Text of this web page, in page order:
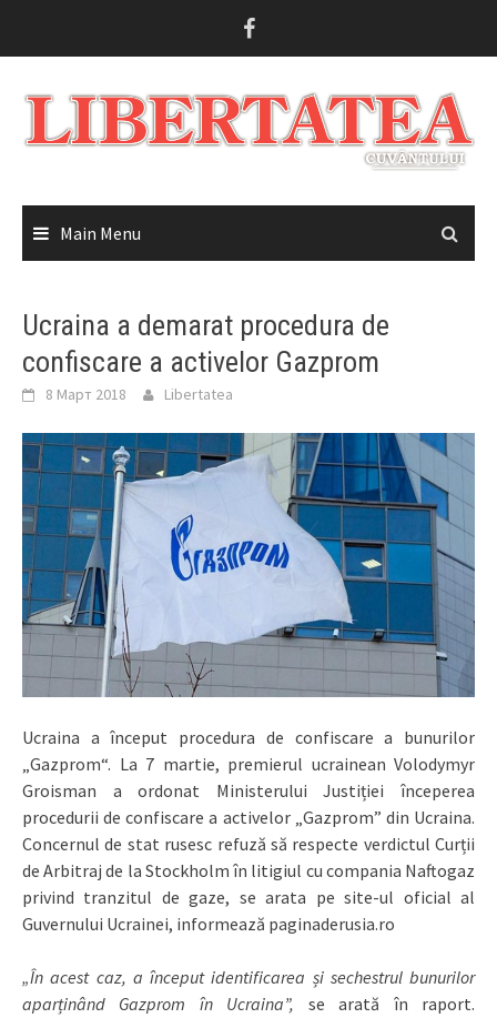
Main Menu
Ucraina a demarat procedura de
confiscare a activelor Gazprom
8 Март 2018 Libertatea
Ucraina a început procedura de confiscare a bunurilor
„Gazprom“. La 7 martie, premierul ucrainean Volodymyr
Groisman a ordonat Ministerului Justiției începerea
procedurii de confiscare a activelor „Gazprom” din Ucraina.
Concernul de stat rusesc refuză să respecte verdictul Curții
de Arbitraj de la Stockholm în litigiul cu compania Naftogaz
privind tranzitul de gaze, se arata pe site-ul oficial al
Guvernului Ucrainei, informează paginaderusia.ro
„În acest caz, a început identificarea și sechestrul bunurilor
aparținând Gazprom în Ucraina”, se arată în raport.